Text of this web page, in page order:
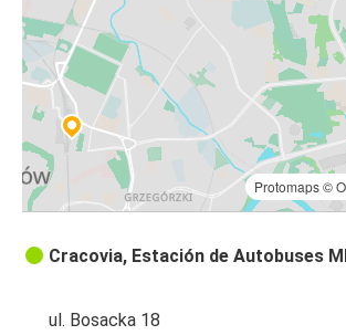
Protomaps©
Cracovia, Estación de Autobuses
ul. Bosacka 18